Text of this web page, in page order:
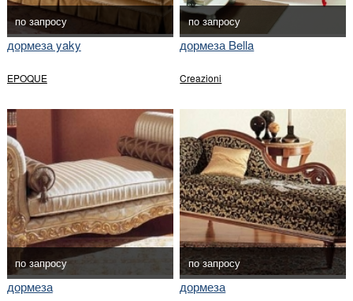
по запросу
дормеза yaky
EPOQUE
по запросу
дормеза Bella
Creazioni
по запросу
дормеза
по запросу
дормеза